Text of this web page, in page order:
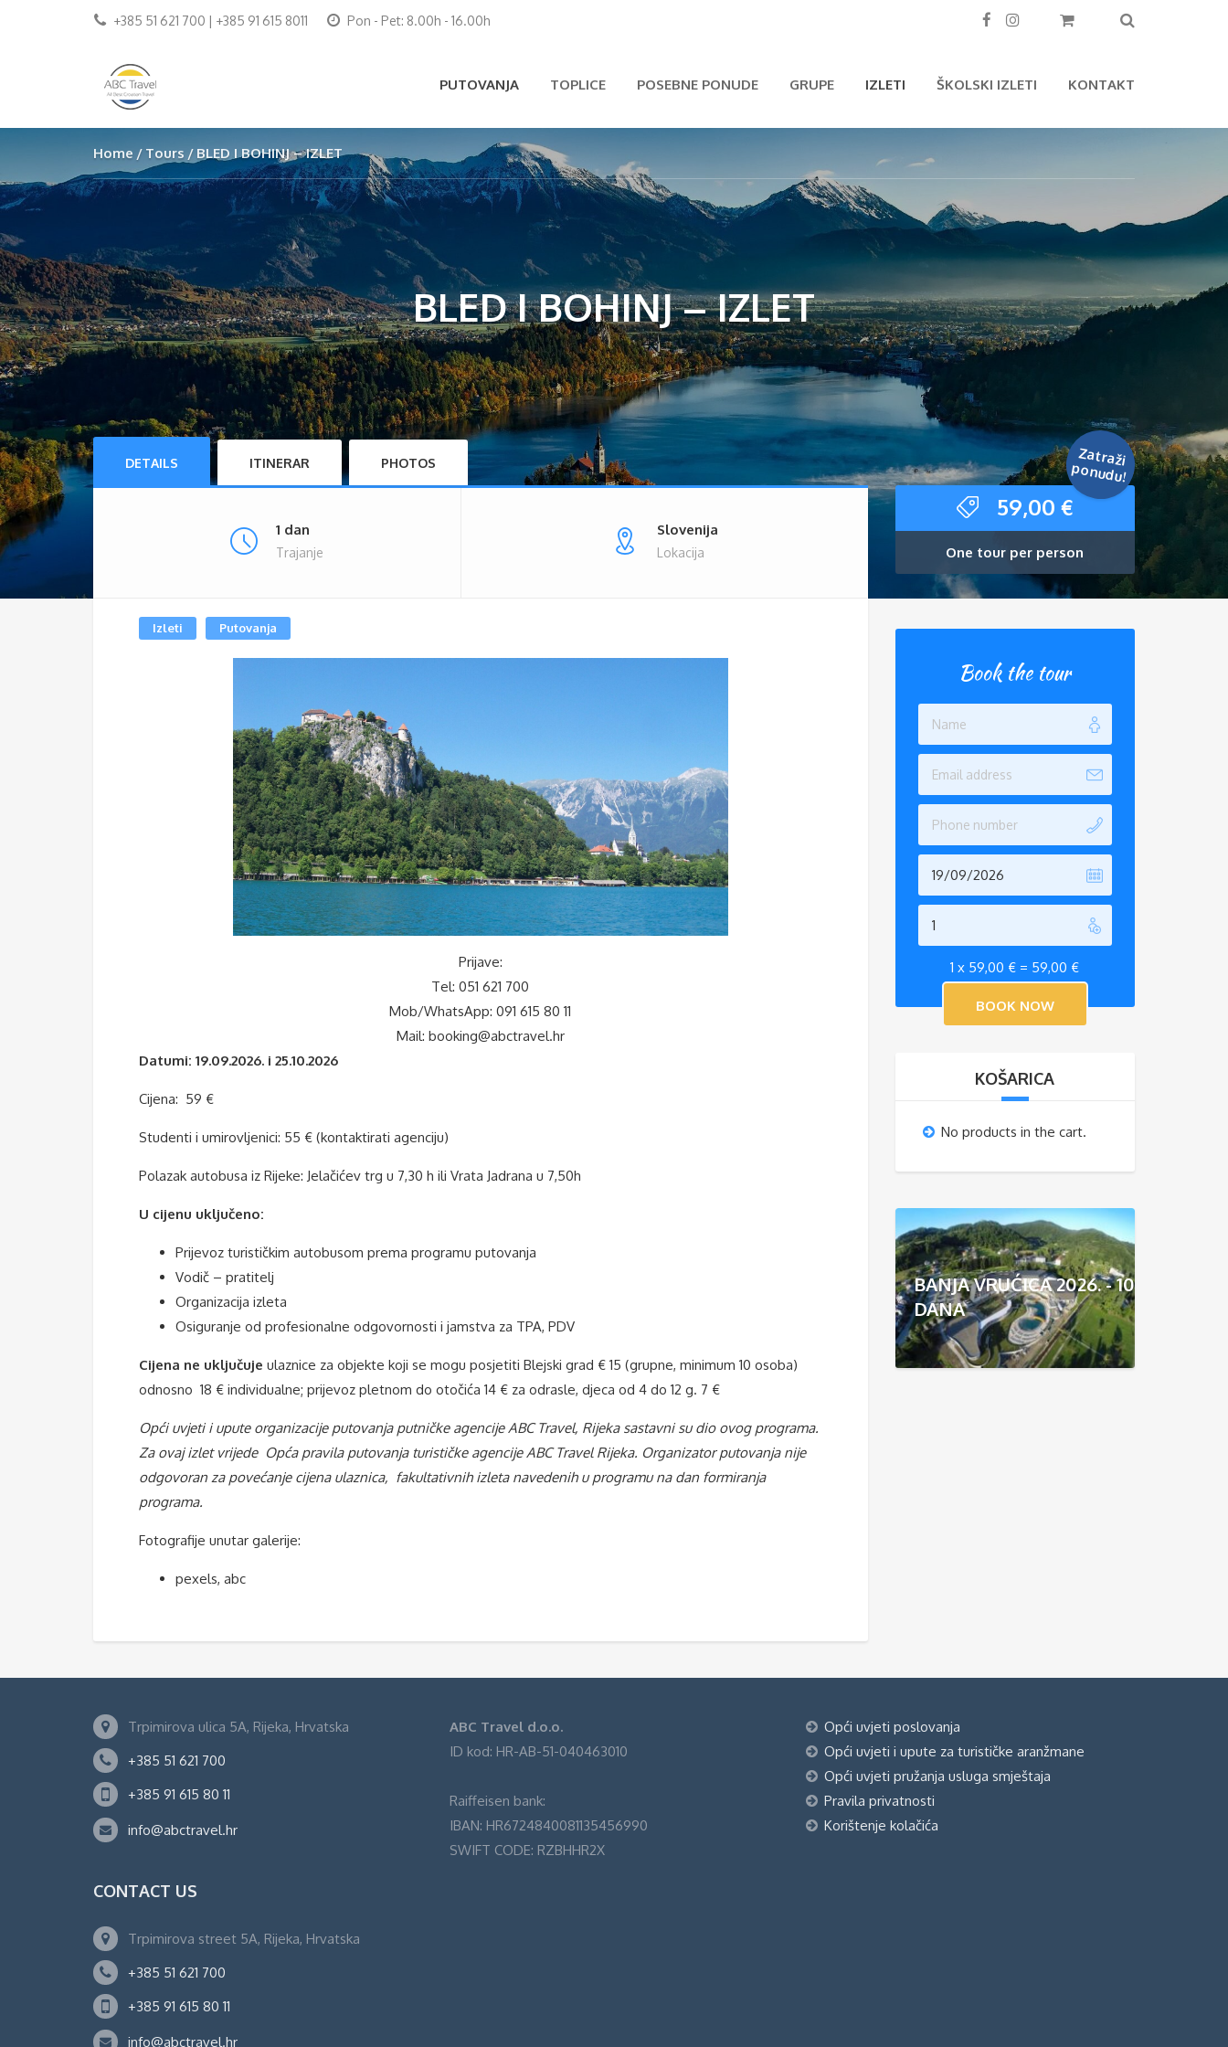
+385 51 621 700 | +385 91 615 8011 Pon - Pet: 8.00h - 16.00h
PUTOVANJA TOPLICE POSEBNE PONUDE GRUPE IZLETI ŠKOLSKI IZLETI KONTAKT
Home Tours BLED I BOHINJ – IZLET
BLED I BOHINJ – IZLET
DETAILS ITINERAR PHOTOS
1 dan
Trajanje
Slovenija
Lokacija
Izleti Putovanja
Prijave:
Tel: 051 621 700
Mob/WhatsApp: 091 615 80 11
Mail: booking@abctravel.hr
Datumi: 19.09.2026. i 25.10.2026
Cijena: 59 €
Studenti i umirovljenici: 55 € (kontaktirati agenciju)
Polazak autobusa iz Rijeke: Jelačićev trg u 7,30 h ili Vrata Jadrana u 7,50h
U cijenu uključeno:
Prijevoz turističkim autobusom prema programu putovanja
Vodič – pratitelj
Organizacija izleta
Osiguranje od profesionalne odgovornosti i jamstva za TPA, PDV
Cijena ne uključuje ulaznice za objekte koji se mogu posjetiti Blejski grad € 15 (grupne, minimum 10 osoba)
odnosno 18 € individualne; prijevoz pletnom do otočića 14 € za odrasle, djeca od 4 do 12 g. 7 €
Opći uvjeti i upute organizacije putovanja putničke agencije ABC Travel, Rijeka sastavni su dio ovog programa.
Za ovaj izlet vrijede Opća pravila putovanja turističke agencije ABC Travel Rijeka. Organizator putovanja nije
odgovoran za povećanje cijena ulaznica, fakultativnih izleta navedenih u programu na dan formiranja
programa.
Fotografije unutar galerije:
pexels, abc
59,00 €
One tour per person
Zatraži
ponudu!
Book the tour
1 x 59,00 € = 59,00 €
KOŠARICA
No products in the cart.
BANJA VRUĆICA 2026. - 10
DANA
Trpimirova ulica 5A, Rijeka, Hrvatska
+385 51 621 700
+385 91 615 80 11
info@abctravel.hr
CONTACT US
Trpimirova street 5A, Rijeka, Hrvatska
+385 51 621 700
+385 91 615 80 11
info@abctravel.hr
ABC Travel d.o.o.
ID kod: HR-AB-51-040463010
Raiffeisen bank:
IBAN: HR6724840081135456990
SWIFT CODE: RZBHHR2X
Opći uvjeti poslovanja
Opći uvjeti i upute za turističke aranžmane
Opći uvjeti pružanja usluga smještaja
Pravila privatnosti
Korištenje kolačića